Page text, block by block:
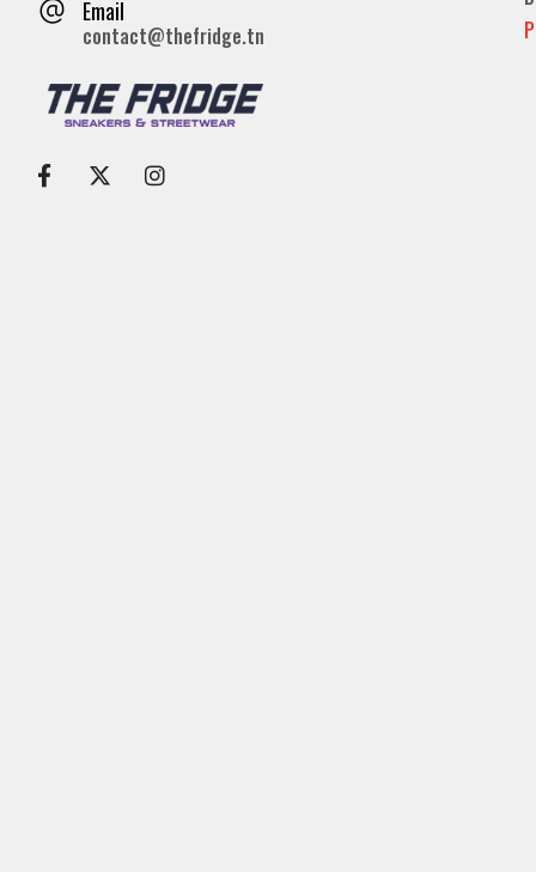
Email
contact@thefridge.tn